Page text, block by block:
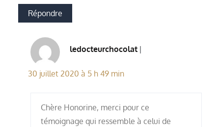
Répondre
ledocteurchocolat
30 juillet 2020 à 5 h 49 min
Chère Honorine, merci pour ce
témoignage qui ressemble à celui de